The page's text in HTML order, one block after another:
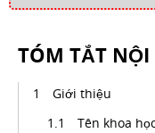
TÓM TẮT NỘI
Giới thiệu
Tên khoa